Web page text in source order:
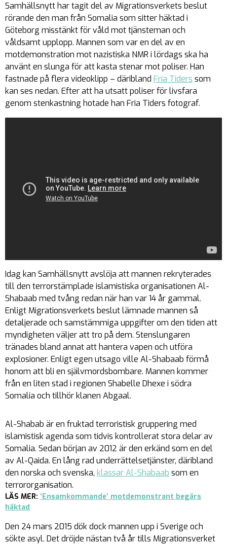
Samhällsnytt har tagit del av Migrationsverkets beslut
rörande den man från Somalia som sitter häktad i
Göteborg misstänkt för våld mot tjänsteman och
våldsamt upplopp. Mannen som var en del av en
motdemonstration mot nazistiska NMR i lördags ska ha
använt en slunga för att kasta stenar mot poliser. Han
fastnade på flera videoklipp – däribland Fria Tiders som
kan ses nedan. Efter att ha utsatt poliser för livsfara
genom stenkastning hotade han Fria Tiders fotograf.
Idag kan Samhällsnytt avslöja att mannen rekryterades
till den terrorstämplade islamistiska organisationen Al-
Shabaab med tvång redan när han var 14 år gammal.
Enligt Migrationsverkets beslut lämnade mannen så
detaljerade och samstämmiga uppgifter om den tiden att
myndigheten väljer att tro på dem. Stenslungaren
tränades bland annat att hantera vapen och utföra
explosioner. Enligt egen utsago ville Al-Shabaab förmå
honom att bli en självmordsbombare. Mannen kommer
från en liten stad i regionen Shabelle Dhexe i södra
Somalia och tillhör klanen Abgaal.
Al-Shabab är en fruktad terroristisk gruppering med
islamistisk agenda som tidvis kontrollerat stora delar av
Somalia. Sedan början av 2012 är den erkänd som en del
av Al-Qaida. En lång rad underrättelsetjänster, däribland
den norska och svenska, klassar Al-Shabaab som en
terrororganisation.
LÄS MER: ‘Ensamkommande’ motdemonstrant begärs
häktad
Den 24 mars 2015 dök dock mannen upp i Sverige och
sökte asyl. Det dröjde nästan två år tills Migrationsverket